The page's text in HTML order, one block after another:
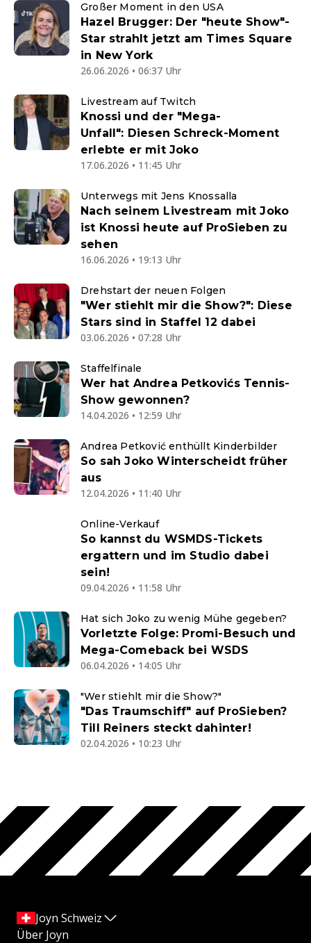
Großer Moment in den USA
Hazel Brugger: Der "heute Show"-
Star strahlt jetzt am Times Square
in New York
26.06.2026 • 06:37 Uhr
Livestream auf Twitch
Knossi und der "Mega-
Unfall": Diesen Schreck-Moment
erlebte er mit Joko
17.06.2026 • 11:45 Uhr
Unterwegs mit Jens Knossalla
Nach seinem Livestream mit Joko
ist Knossi heute auf ProSieben zu
sehen
16.06.2026 • 19:13 Uhr
Drehstart der neuen Folgen
"Wer stiehlt mir die Show?": Diese
Stars sind in Staffel 12 dabei
03.06.2026 • 07:28 Uhr
Staffelfinale
Wer hat Andrea Petkovićs Tennis-
Show gewonnen?
14.04.2026 • 12:59 Uhr
Andrea Petković enthüllt Kinderbilder
So sah Joko Winterscheidt früher
aus
12.04.2026 • 11:40 Uhr
Online-Verkauf
So kannst du WSMDS-Tickets
ergattern und im Studio dabei
sein!
09.04.2026 • 11:58 Uhr
Hat sich Joko zu wenig Mühe gegeben?
Vorletzte Folge: Promi-Besuch und
Mega-Comeback bei WSDS
06.04.2026 • 14:05 Uhr
"Wer stiehlt mir die Show?"
"Das Traumschiff" auf ProSieben?
Till Reiners steckt dahinter!
02.04.2026 • 10:23 Uhr
Joyn Schweiz
Über Joyn